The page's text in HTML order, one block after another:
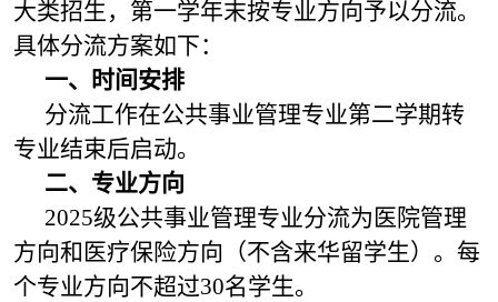
大类招生，第一学年末按专业方向予以分流。
具体分流方案如下：
一、时间安排
分流工作在公共事业管理专业第二学期转
专业结束后启动。
二、专业方向
2025级公共事业管理专业分流为医院管理
方向和医疗保险方向（不含来华留学生）。每
个专业方向不超过30名学生。